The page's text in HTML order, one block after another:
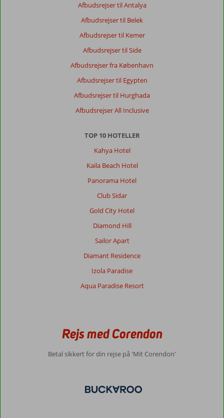
Afbudsrejser til Antalya
Afbudsrejser til Belek
Afbudsrejser til Kemer
Afbudsrejser til Side
Afbudsrejser fra København
Afbudsrejser til Egypten
Afbudsrejser til Hurghada
Afbudsrejser All Inclusive
TOP 10 HOTELLER
Kahya Hotel
Kaila Beach Hotel
Panorama Hotel
Club Sidar
Gold City Hotel
Diamond Hill
Sailor Apart
Diamant Residence
Izola Paradise
Aqua Paradise Resort
Rejs med Corendon
Betal sikkert for din rejse på 'Mit Corendon'